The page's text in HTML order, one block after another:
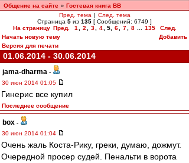
Общение на сайте » Гостевая книга ВВ
Пред. тема | След. тема
Страница 5 из 135 [ Сообщений: 6749 ]
На страницу Пред. 1 2 3 4 5, 6 7 8 135
След.
Начать новую тему
Добавить
Версия для печати
01.06.2014 - 30.06.2014
jama-dharma -
30 июн 2014 01:05
Гинерис все купил
Последнее сообщение
box -
30 июн 2014 01:04
Очень жаль Коста-Рику, греки, думаю, дожмут.
Очередной просер судей. Пенальти в ворота